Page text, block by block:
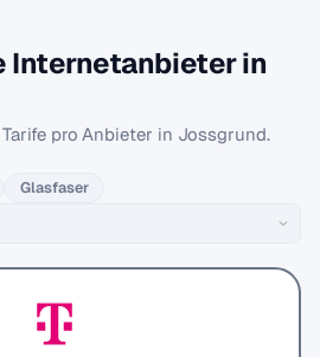
Internetanbieter in
pro Anbieter in Jossgrund.
Glasfaser